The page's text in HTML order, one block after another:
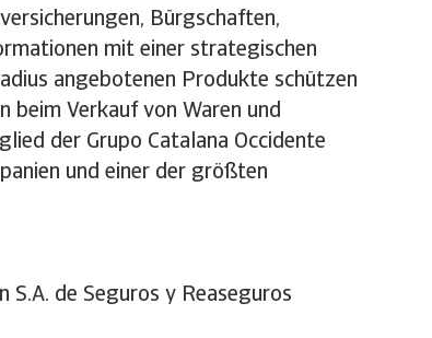
Bürgschaften,
mit einer strategischen
angebotenen Produkte schützen
beim Verkauf von Waren und
der Grupo Catalana Occidente
und einer der größten
S.A. de Seguros y Reaseguros